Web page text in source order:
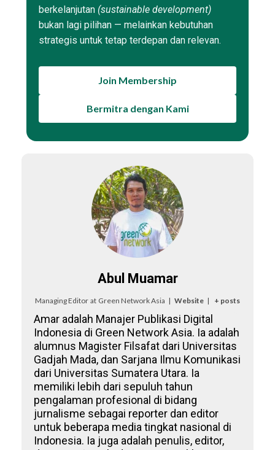
berkelanjutan (sustainable development)
bukan lagi pilihan — melainkan kebutuhan
strategis untuk tetap terdepan dan relevan.
Join Membership
Bermitra dengan Kami
Abul Muamar
Managing Editor at Green Network Asia | Website | + posts
Amar adalah Manajer Publikasi Digital
Indonesia di Green Network Asia. Ia adalah
alumnus Magister Filsafat dari Universitas
Gadjah Mada, dan Sarjana Ilmu Komunikasi
dari Universitas Sumatera Utara. Ia
memiliki lebih dari sepuluh tahun
pengalaman profesional di bidang
jurnalisme sebagai reporter dan editor
untuk beberapa media tingkat nasional di
Indonesia. Ia juga adalah penulis, editor,